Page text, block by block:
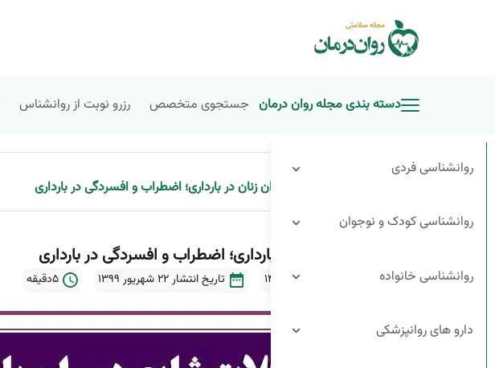
دسته بندی مجله روان درمان جستجوی متخصص رزرو نوبت از روانشناس
روانشناسی فردی
روانشناسی کودک و نوجوان
روانشناسی خانواده
دارو های روانپزشکی
بهداشت روان زنان در بارداری؛ اضطراب و افسردگی در بارداری
بهداشت روان زنان در بارداری؛ اضطراب و افسردگی در بارداری
آخرین بروزرسانی ۳۱ تیر ۱۴۰۴ تاریخ انتشار 22 شهریور 1399 5دقیقه